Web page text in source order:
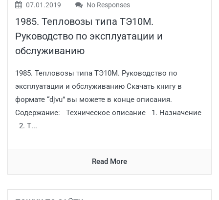
07.01.2019 No Responses
1985. Тепловозы типа ТЭ10М.
Руководство по эксплуатации и
обслуживанию
1985. Тепловозы типа ТЭ10М. Руководство по
эксплуатации и обслуживанию Скачать книгу в
формате “djvu” вы можете в конце описания.
Содержание: Техническое описание 1. Назначение
2. Т...
Read More